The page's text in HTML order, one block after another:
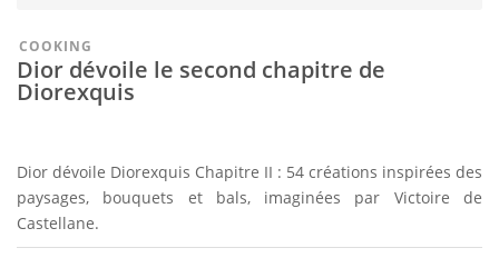
COOKING
Dior dévoile le second chapitre de
Diorexquis
Dior dévoile Diorexquis Chapitre II : 54 créations inspirées des
paysages, bouquets et bals, imaginées par Victoire de
Castellane.